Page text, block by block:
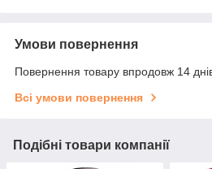
Умови повернення
Повернення товару впродовж 14
Всі умови повернення
Подібні товари компанії